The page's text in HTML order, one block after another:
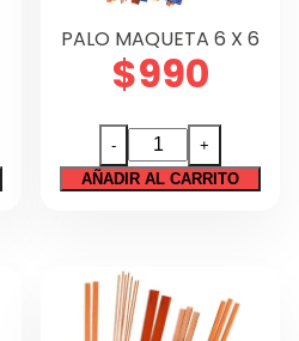
PALO MAQUETA 6 X 6
$990
-
PALO
MAQUETA
cantidad
+
AÑADIR AL CARRITO